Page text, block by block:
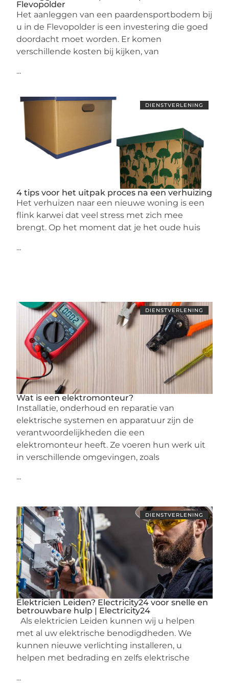
Flevopolder
Het aanleggen van een paardensportbodem bij
u in de Flevopolder is een investering die goed
doordacht moet worden. Er komen
verschillende kosten bij kijken, van
...
DIENSTVERLENING
4 tips voor het uitpak proces na een verhuizing
Het verhuizen naar een nieuwe woning is een
flink karwei dat veel stress met zich mee
brengt. Op het moment dat je het oude huis
...
DIENSTVERLENING
Wat is een elektromonteur?
Installatie, onderhoud en reparatie van
elektrische systemen en apparatuur zijn de
verantwoordelijkheden die een
elektromonteur heeft. Ze voeren hun werk uit
in verschillende omgevingen, zoals
...
DIENSTVERLENING
Elektricien Leiden? Electricity24 voor snelle en
betrouwbare hulp | Electricity24
Als elektricien Leiden kunnen wij u helpen
met al uw elektrische benodigdheden. We
kunnen nieuwe verlichting installeren, u
helpen met bedrading en zelfs elektrische
...